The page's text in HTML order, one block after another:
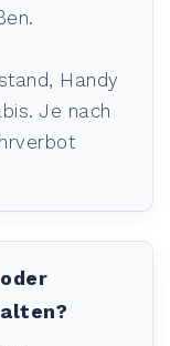
Handy
Je nach